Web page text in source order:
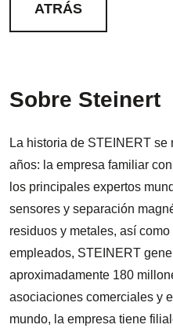
ATRÁS
Sobre Steinert
La historia de STEINERT
años: la empresa familiar
los principales expertos
sensores y separación
residuos y metales, así
empleados, STEINERT
aproximadamente 180
asociaciones comerciales y
mundo, la empresa tiene